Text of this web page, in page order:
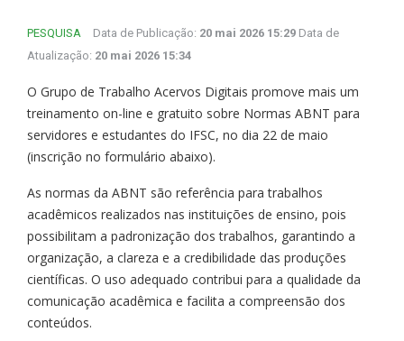
PESQUISA Data de Publicação: 20 mai 2026 15:29 Data de
Atualização: 20 mai 2026 15:34
O Grupo de Trabalho Acervos Digitais promove mais um
treinamento on-line e gratuito sobre Normas ABNT para
servidores e estudantes do IFSC, no dia 22 de maio
(inscrição no formulário abaixo).
As normas da ABNT são referência para trabalhos
acadêmicos realizados nas instituições de ensino, pois
possibilitam a padronização dos trabalhos, garantindo a
organização, a clareza e a credibilidade das produções
científicas. O uso adequado contribui para a qualidade da
comunicação acadêmica e facilita a compreensão dos
conteúdos.